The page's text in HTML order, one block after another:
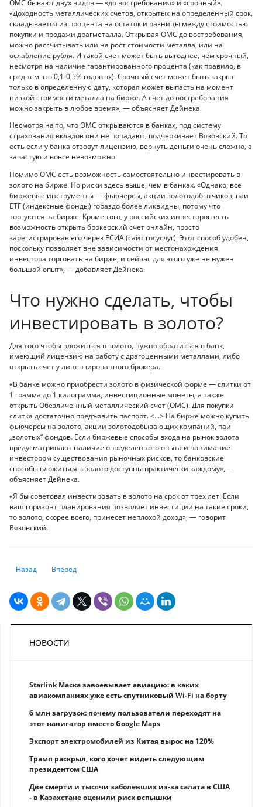
ОМС бывают двух видов — «до востребования» и «срочный».
«Доходность металлических счетов, открытых на определенный срок,
складывается из процента на остаток и разницы между стоимостью
покупки и продажи драгметалла. Открывая ОМС до востребования,
можно рассчитывать или на рост стоимости металла, или на
ослабление рубля. И такой счет может быть выгоднее, чем срочный,
несмотря на наличие гарантированного процента (как правило, в
среднем это 0,1-0,5% годовых). Срочный счет может быть закрыт
только в определенную дату, которая может выпасть на момент
низкой стоимости металла на бирже. А счет до востребования
можно закрыть в любое время», — объясняет Дейнека.
Несмотря на то, что ОМС открываются в банках, под систему
страхования вкладов они не попадают, подчеркивает Вязовский. То
есть если у банка отзовут лицензию, вернуть деньги очень сложно, а
зачастую и вовсе невозможно.
Помимо ОМС есть возможность самостоятельно инвестировать в
золото на бирже. Но риски здесь выше, чем в банках. «Однако, все
биржевые инструменты — фьючерсы, акции золотодобытчиков, паи
ETF (индексные фонды) гораздо более ликвидны, потому что
торгуются на бирже. Кроме того, у российских инвесторов есть
возможность открыть брокерский счет онлайн, просто
зарегистрировав его через ЕСИА (сайт госуслуг). Этот способ удобен,
поскольку позволяет вне зависимости от местонахождения
инвестора торговать на бирже, и сейчас для этого уже не нужен
большой опыт», — добавляет Дейнека.
Что нужно сделать, чтобы
инвестировать в золото?
Для того чтобы вложиться в золото, нужно обратиться в банк,
имеющий лицензию на работу с драгоценными металлами, либо
открыть счет у лицензированного брокера.
«В банке можно приобрести золото в физической форме — слитки от
1 грамма до 1 килограмма, инвестиционные монеты, а также
открыть Обезличенный металлический счет (ОМС). Для покупки
слитка достаточно предъявить паспорт. <...> На бирже можно купить
фьючерсы на золото, акции золотодобывающих компаний, паи
„золотых“ фондов. Если биржевые способы входа на рынок золота
предусматривают наличие определенного опыта и понимание
инвестором существования рыночных рисков, то банковские
способы вложиться в золото доступны практически каждому», —
объясняет Дейнека.
«Я бы советовал инвестировать в золото на срок от трех лет. Если
ваш горизонт планирования позволяет инвестиции на такие сроки,
то золото, скорее всего, принесет неплохой доход», — говорит
Вязовский.
Предыдущий: Топ-9 стран, откуда бегут миллионеры
Назад Следующий: Айдар Арифханов: Казахстан перенимает
Вперед
НОВОСТИ
Starlink Маска завоевывает авиацию: в каких
авиакомпаниях уже есть спутниковый Wi-Fi на борту
6 млн загрузок: почему пользователи переходят на
этот навигатор вместо Google Maps
Экспорт электромобилей из Китая вырос на 120%
Трамп раскрыл, кого хочет видеть следующим
президентом США
Две смерти и тысячи заболевших из-за салата в США
- в Казахстане оценили риск вспышки